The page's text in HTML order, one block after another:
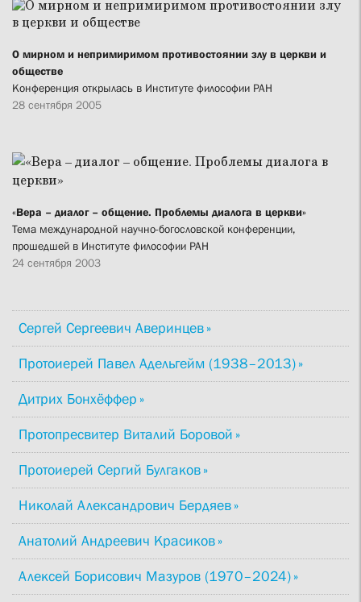
О мирном и непримиримом противостоянии злу в церкви и
обществе
Конференция открылась в Институте философии РАН
28 сентября 2005
«Вера – диалог – общение. Проблемы диалога в церкви»
Тема международной научно-богословской конференции,
прошедшей в Институте философии РАН
24 сентября 2003
Сергей Сергеевич Аверинцев
Протоиерей Павел Адельгейм (1938–2013)
Дитрих Бонхёффер
Протопресвитер Виталий Боровой
Протоиерей Сергий Булгаков
Николай Александрович Бердяев
Анатолий Андреевич Красиков
Алексей Борисович Мазуров (1970–2024)